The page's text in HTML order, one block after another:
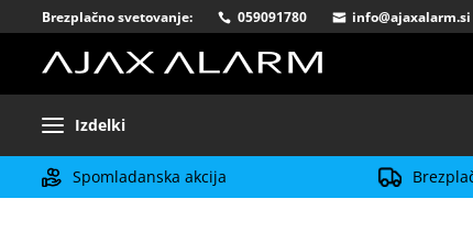
Brezplačno svetovanje: 059091780 info@ajaxalarm.si
Izdelki
Spomladanska akcija